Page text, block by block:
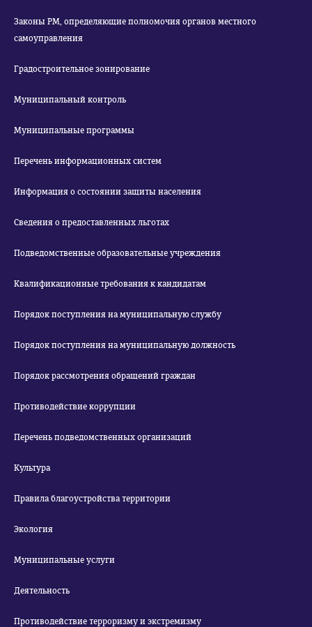
Законы РМ, определяющие полномочия органов местного
самоуправления
Градостроительное зонирование
Муниципальный контроль
Муниципальные программы
Перечень информационных систем
Информация о состоянии защиты населения
Сведения о предоставленных льготах
Подведомственные образовательные учреждения
Квалификационные требования к кандидатам
Порядок поступления на муниципальную службу
Порядок поступления на муниципальную должность
Порядок рассмотрения обращений граждан
Противодействие коррупции
Перечень подведомственных организаций
Культура
Правила благоустройства территории
Экология
Муниципальные услуги
Деятельность
Противодействие терроризму и экстремизму